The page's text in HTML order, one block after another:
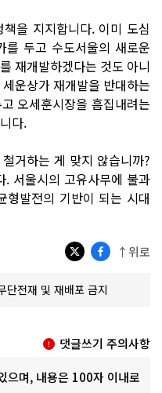
을 지지합니다. 이미 도심
두고 수도서울의 새로운
재개발하겠다는 것도 아니
운상가 재개발을 반대하는
오세훈시장을 흠집내려는
다.
거하는 게 맞지 않습니까?
서울시의 고유사무에 불과
형발전의 기반이 되는 시대
↑위로
전재 및 재배포 금지
댓글쓰기 주의사항
으며, 내용은 100자 이내로